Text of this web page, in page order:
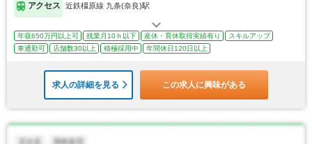
アクセス 近鉄橿原線 九条(奈良)駅
年収650万円以上可 残業月10ｈ以下 産休・育休取得実績有り
スキルアップ
車通勤可
店舗数30以上 積極採用中 年間休日120日以上
求人の詳細を見る この求人に興味がある